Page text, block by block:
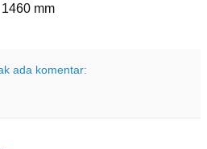
mm
ada komentar: